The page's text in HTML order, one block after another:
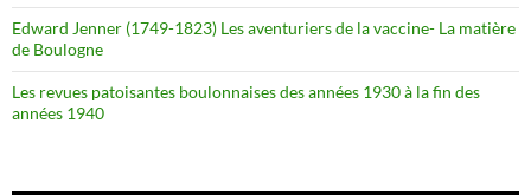
Edward Jenner (1749-1823) Les aventuriers de la vaccine- La matière
de Boulogne
Les revues patoisantes boulonnaises des années 1930 à la fin des
années 1940